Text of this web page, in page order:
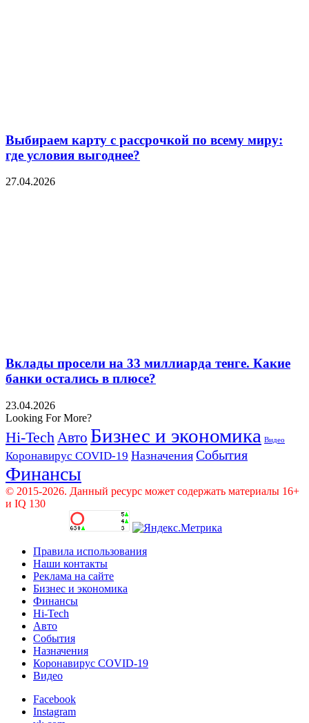
Выбираем карту с рассрочкой по всему миру:
где условия выгоднее?
27.04.2026
Вклады просели на 33 миллиарда тенге. Какие
банки остались в плюсе?
23.04.2026
Looking For More?
Hi-Tech Авто Бизнес и экономика Видео
Коронавирус COVID-19 Назначения События
Финансы
© 2015-2026. Данный ресурс может содержать материалы 16+
и IQ 130
Правила использования
Наши контакты
Реклама на сайте
Бизнес и экономика
Финансы
Hi-Tech
Авто
События
Назначения
Коронавирус COVID-19
Видео
Facebook
Instagram